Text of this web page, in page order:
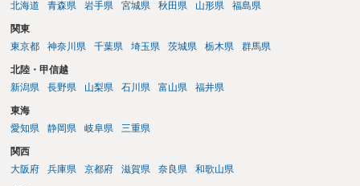
北海道
青森県 岩手県 宮城県 秋田県 山形県 福島県
関東
東京都
神奈川県 千葉県 埼玉県 茨城県 栃木県 群馬県
北陸・甲信越
新潟県
長野県 山梨県 石川県 富山県 福井県
東海
愛知県
静岡県 岐阜県 三重県
関西
大阪府
兵庫県 京都府 滋賀県 奈良県 和歌山県